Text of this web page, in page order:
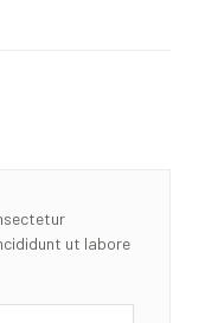
ut labore